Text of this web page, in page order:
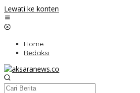
Lewati ke konten
Home
Redaksi